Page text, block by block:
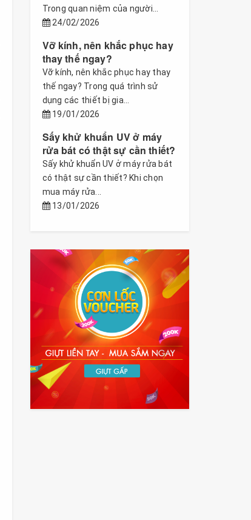
Trong quan niệm của người...
24/02/2026
Vỡ kính, nên khắc phục hay
thay thế ngay?
Vỡ kính, nên khắc phục hay thay
thế ngay? Trong quá trình sử
dụng các thiết bị gia...
19/01/2026
Sấy khử khuẩn UV ở máy
rửa bát có thật sự cần thiết?
Sấy khử khuẩn UV ở máy rửa bát
có thật sự cần thiết? Khi chọn
mua máy rửa...
13/01/2026